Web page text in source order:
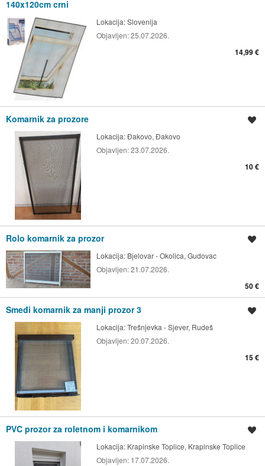
140x120cm crni
Lokacija:Slovenija
Objavljen:25.07.2026.
14,99 €
Komarnik za prozore
Lokacija:Đakovo, Đakovo
Objavljen:23.07.2026.
10 €
Rolo komarnik za prozor
Lokacija: Bjelovar - Okolica, Gudovac
Objavljen:21.07.2026.
50 €
Smeđi komarnik za manji prozor 3
Lokacija:Trešnjevka - Sjever, Rudeš
Objavljen:20.07.2026.
15 €
PVC prozor za roletnom i komarnikom
Lokacija: Krapinske Toplice, Krapinske Toplice
Objavljen: 17.07.2026.